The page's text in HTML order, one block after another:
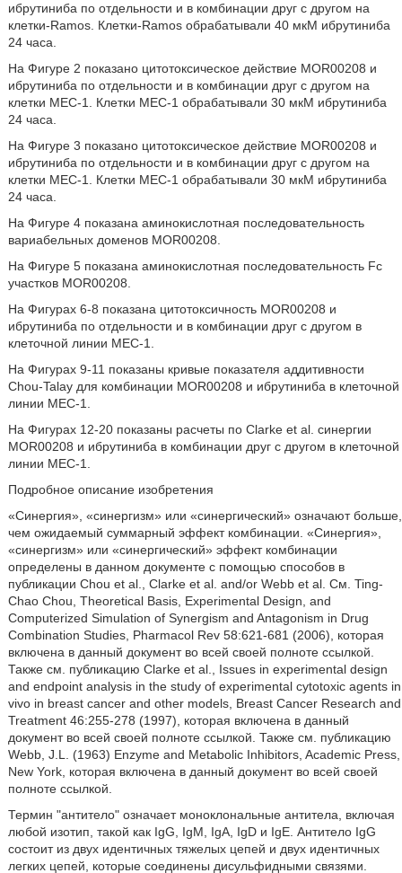
ибрутиниба по отдельности и в комбинации друг с другом на
клетки-Ramos. Клетки-Ramos обрабатывали 40 мкМ ибрутиниба
24 часа.
На Фигуре 2 показано цитотоксическое действие MOR00208 и
ибрутиниба по отдельности и в комбинации друг с другом на
клетки МЕС-1. Клетки МЕС-1 обрабатывали 30 мкМ ибрутиниба
24 часа.
На Фигуре 3 показано цитотоксическое действие MOR00208 и
ибрутиниба по отдельности и в комбинации друг с другом на
клетки МЕС-1. Клетки МЕС-1 обрабатывали 30 мкМ ибрутиниба
24 часа.
На Фигуре 4 показана аминокислотная последовательность
вариабельных доменов MOR00208.
На Фигуре 5 показана аминокислотная последовательность Fc
участков MOR00208.
На Фигурах 6-8 показана цитотоксичность MOR00208 и
ибрутиниба по отдельности и в комбинации друг с другом в
клеточной линии МЕС-1.
На Фигурах 9-11 показаны кривые показателя аддитивности
Chou-Talay для комбинации MOR00208 и ибрутиниба в клеточной
линии МЕС-1.
На Фигурах 12-20 показаны расчеты по Clarke et al. синергии
MOR00208 и ибрутиниба в комбинации друг с другом в клеточной
линии МЕС-1.
Подробное описание изобретения
«Синергия», «синергизм» или «синергический» означают больше,
чем ожидаемый суммарный эффект комбинации. «Синергия»,
«синергизм» или «синергический» эффект комбинации
определены в данном документе с помощью способов в
публикации Chou et al., Clarke et al. and/or Webb et al. См. Ting-
Chao Chou, Theoretical Basis, Experimental Design, and
Computerized Simulation of Synergism and Antagonism in Drug
Combination Studies, Pharmacol Rev 58:621-681 (2006), которая
включена в данный документ во всей своей полноте ссылкой.
Также см. публикацию Clarke et al., Issues in experimental design
and endpoint analysis in the study of experimental cytotoxic agents in
vivo in breast cancer and other models, Breast Cancer Research and
Treatment 46:255-278 (1997), которая включена в данный
документ во всей своей полноте ссылкой. Также см. публикацию
Webb, J.L. (1963) Enzyme and Metabolic Inhibitors, Academic Press,
New York, которая включена в данный документ во всей своей
полноте ссылкой.
Термин "антитело" означает моноклональные антитела, включая
любой изотип, такой как IgG, IgM, IgA, IgD и IgE. Антитело IgG
состоит из двух идентичных тяжелых цепей и двух идентичных
легких цепей, которые соединены дисульфидными связями.